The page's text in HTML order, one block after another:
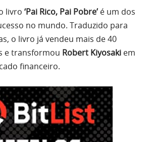
livro ‘Pai Rico, Pai Pobre’ é um dos
no mundo. Traduzido para
o livro já vendeu mais de 40
e transformou Robert Kiyosaki em
financeiro.